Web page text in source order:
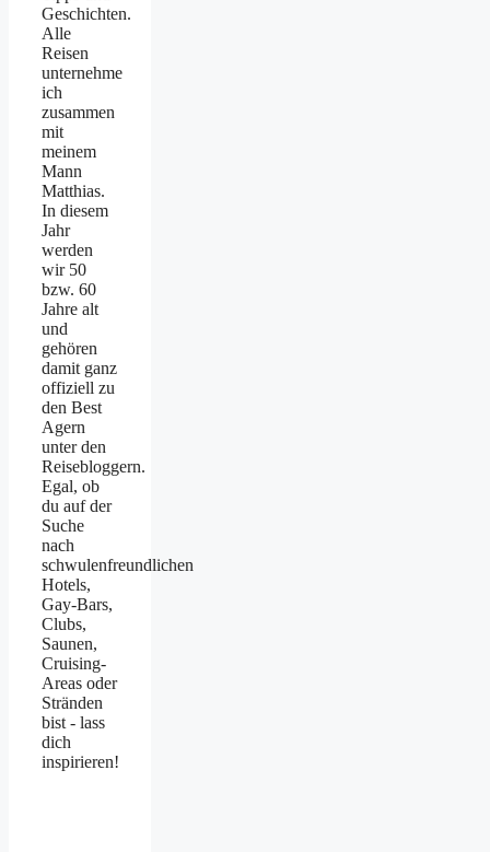
Geschichten.
Alle
Reisen
unternehme
ich
zusammen
mit
meinem
Mann
Matthias.
In diesem
Jahr
werden
wir 50
bzw. 60
Jahre alt
und
gehören
damit ganz
offiziell zu
den Best
Agern
unter den
Reisebloggern.
Egal, ob
du auf der
Suche
nach
schwulenfreundlichen
Hotels,
Gay-Bars,
Clubs,
Saunen,
Cruising-
Areas oder
Stränden
bist - lass
dich
inspirieren!